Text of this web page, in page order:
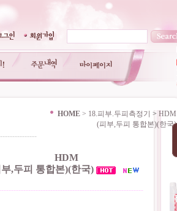
HOME > 18.피부.두피측정기 > HDM
(피부,두피 통합본)(한국)
HDM
,두피 통합본)(한국)